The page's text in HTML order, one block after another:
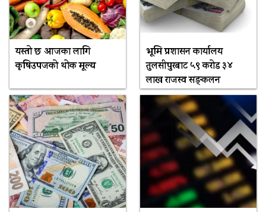
यस्तो छ आजका लागि
कृषिउपजको थोक मूल्य
भूमि प्रशासन कार्यालय
तुलसीपुरबाट ५९ करोड ३४
लाख राजस्व सङ्कलन